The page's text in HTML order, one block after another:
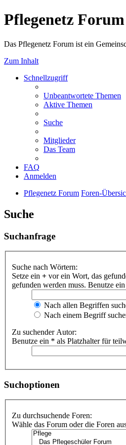
Pflegenetz Forum
Das Pflegenetz Forum ist ein
Zum Inhalt
Schnellzugriff
Unbeantwortete Themen
Aktive Themen
Suche
Mitglieder
Das Team
FAQ
Anmelden
Pflegenetz Forum Foren-
Suche
Suchanfrage
Suche nach Wörtern:
Setze ein + vor ein Wort, das
gefunden werden muss. Benutze
Nach allen Begriffen
Nach einem Begriff
Zu suchender Autor:
Benutze ein * als Platzhalter für
Suchoptionen
Zu durchsuchende Foren:
Wähle das Forum oder die Foren